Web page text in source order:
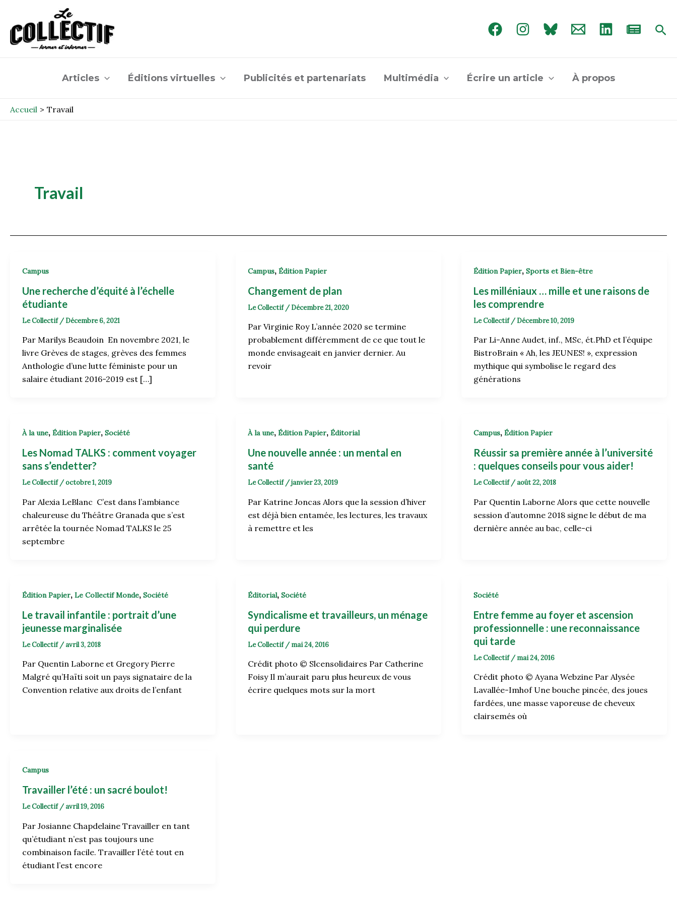
contenu
Articles Éditions virtuelles Publicités et partenariats Multimédia Écrire un article À propos
Accueil Travail
Travail
Campus
Une recherche d’équité à l’échelle
étudiante
Le Collectif /Décembre 6, 2021
Par Marilys Beaudoin En novembre 2021, le
livre Grèves de stages, grèves des femmes
Anthologie d’une lutte féministe pour un
salaire étudiant 2016-2019 est […]
Campus, Édition Papier
Changement de plan
Le Collectif /Décembre 21, 2020
Par Virginie Roy L’année 2020 se termine
probablement différemment de ce que tout le
monde envisageait en janvier dernier. Au
revoir
Édition Papier, Sports et Bien-être
Les milléniaux … mille et une raisons de
les comprendre
Le Collectif /Décembre 10, 2019
Par Li-Anne Audet, inf., MSc, ét.PhD et l’équipe
BistroBrain « Ah, les JEUNES! », expression
mythique qui symbolise le regard des
générations
À la une, Édition Papier, Société
Les Nomad TALKS : comment voyager
sans s’endetter?
Le Collectif /octobre 1, 2019
Par Alexia LeBlanc C’est dans l’ambiance
chaleureuse du Théâtre Granada que s’est
arrêtée la tournée Nomad TALKS le 25
septembre
À la une, Édition Papier, Éditorial
Une nouvelle année : un mental en
santé
Le Collectif /janvier 23, 2019
Par Katrine Joncas Alors que la session d’hiver
est déjà bien entamée, les lectures, les travaux
à remettre et les
Campus, Édition Papier
Réussir sa première année à l’université
: quelques conseils pour vous aider!
Le Collectif /août 22, 2018
Par Quentin Laborne Alors que cette nouvelle
session d’automne 2018 signe le début de ma
dernière année au bac, celle-ci
Édition Papier, Le Collectif Monde, Société
Le travail infantile : portrait d’une
jeunesse marginalisée
Le Collectif /avril 3, 2018
Par Quentin Laborne et Gregory Pierre
Malgré qu’Haïti soit un pays signataire de la
Convention relative aux droits de l’enfant
Éditorial, Société
Syndicalisme et travailleurs, un ménage
qui perdure
Le Collectif / mai 24, 2016
Crédit photo © Slcensolidaires Par Catherine
Foisy Il m’aurait paru plus heureux de vous
écrire quelques mots sur la mort
Société
Entre femme au foyer et ascension
professionnelle : une reconnaissance
qui tarde
Le Collectif / mai 24, 2016
Crédit photo © Ayana Webzine Par Alysée
Lavallée-Imhof Une bouche pincée, des joues
fardées, une masse vaporeuse de cheveux
clairsemés où
Campus
Travailler l’été : un sacré boulot!
Le Collectif /avril 19, 2016
Par Josianne Chapdelaine Travailler en tant
qu’étudiant n’est pas toujours une
combinaison facile. Travailler l’été tout en
étudiant l’est encore